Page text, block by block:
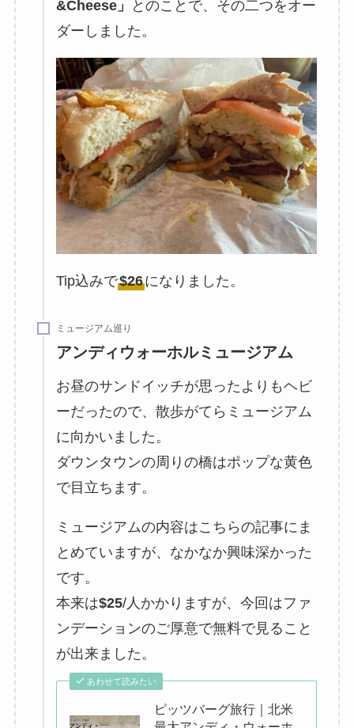
&Cheese」
とのことで、その二つをオー
ダーしました。
Tip込みで$26になりました。
ミュージアム巡り
アンディウォーホルミュージアム
お昼のサンドイッチが思ったよりもヘビ
ーだったので、散歩がてらミュージアム
に向かいました。
ダウンタウンの周りの橋はポップな黄色
で目立ちます。
ミュージアムの内容はこちらの記事にま
とめていますが、なかなか興味深かった
です。
本来は$25/人かかりますが、今回はファ
ンデーションのご厚意で無料で見ること
が出来ました。
あわせて読みたい
ピッツバーグ旅行｜北米